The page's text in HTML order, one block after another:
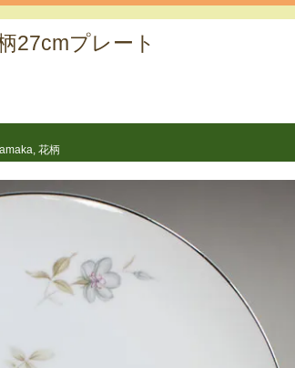
27cmプレート
花柄